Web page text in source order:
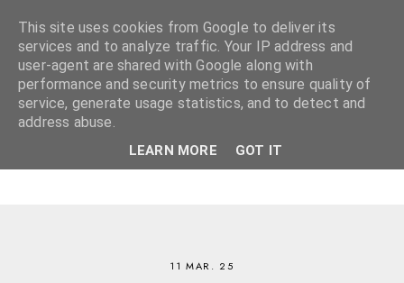
11 MAR. 25
This site uses cookies from Google to deliver its
services and to analyze traffic. Your IP address and
user-agent are shared with Google along with
performance and security metrics to ensure quality of
service, generate usage statistics, and to detect and
address abuse.
LEARN MORE GOT IT